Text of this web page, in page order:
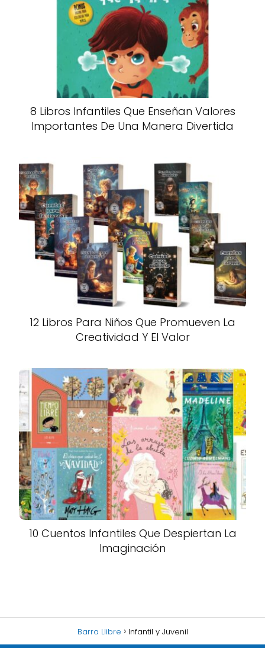
8 Libros Infantiles Que Enseñan Valores
Importantes De Una Manera Divertida
12 Libros Para Niños Que Promueven La
Creatividad Y El Valor
10 Cuentos Infantiles Que Despiertan La
Imaginación
Barra Llibre Infantil y Juvenil